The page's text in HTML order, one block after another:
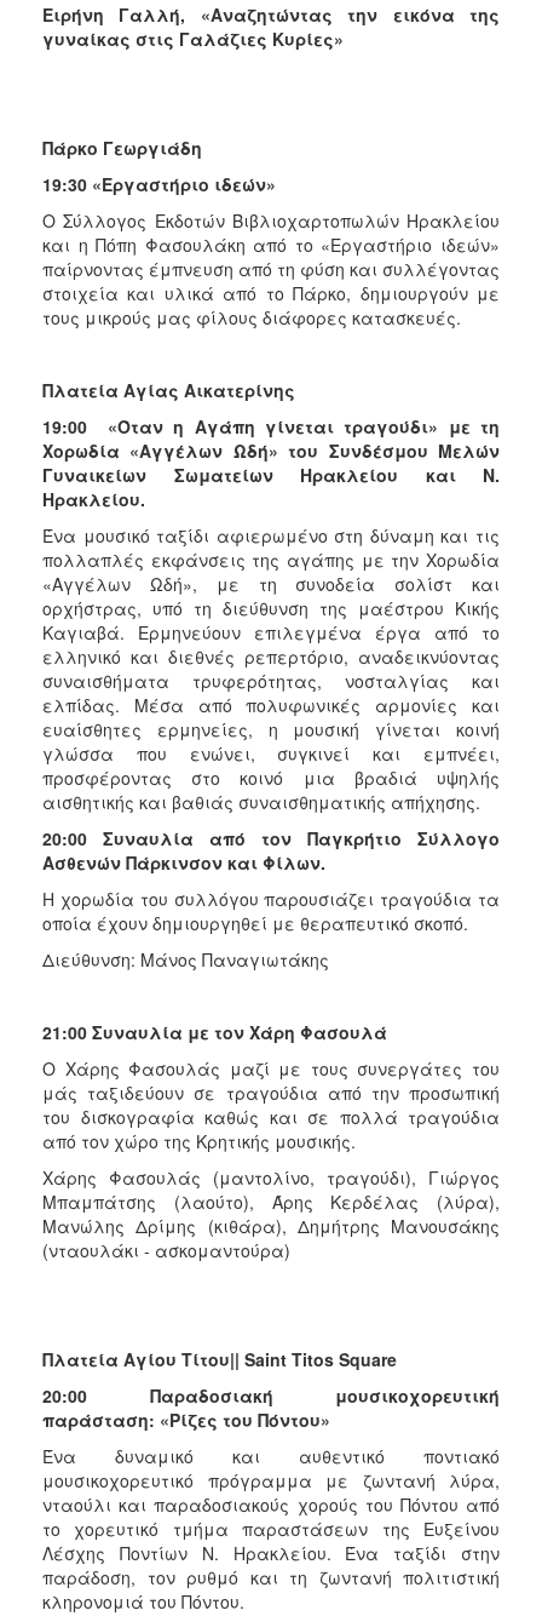
Ειρήνη Γαλλή, «Αναζητώντας την εικόνα της
γυναίκας στις Γαλάζιες Κυρίες»
Πάρκο Γεωργιάδη
19:30 «Εργαστήριο ιδεών»
Ο Σύλλογος Εκδοτών Βιβλιοχαρτοπωλών Ηρακλείου
και η Πόπη Φασουλάκη από το «Εργαστήριο ιδεών»
παίρνοντας έμπνευση από τη φύση και συλλέγοντας
στοιχεία και υλικά από το Πάρκο, δημιουργούν με
τους μικρούς μας φίλους διάφορες κατασκευές.
Πλατεία Αγίας Αικατερίνης
19:00 «Όταν η Αγάπη γίνεται τραγούδι» με τη
Χορωδία «Αγγέλων Ωδή» του Συνδέσμου Μελών
Γυναικείων Σωματείων Ηρακλείου και Ν.
Ηρακλείου.
Ένα μουσικό ταξίδι αφιερωμένο στη δύναμη και τις
πολλαπλές εκφάνσεις της αγάπης με την Χορωδία
«Αγγέλων Ωδή», με τη συνοδεία σολίστ και
ορχήστρας, υπό τη διεύθυνση της μαέστρου Κικής
Καγιαβά. Ερμηνεύουν επιλεγμένα έργα από το
ελληνικό και διεθνές ρεπερτόριο, αναδεικνύοντας
συναισθήματα τρυφερότητας, νοσταλγίας και
ελπίδας. Μέσα από πολυφωνικές αρμονίες και
ευαίσθητες ερμηνείες, η μουσική γίνεται κοινή
γλώσσα που ενώνει, συγκινεί και εμπνέει,
προσφέροντας στο κοινό μια βραδιά υψηλής
αισθητικής και βαθιάς συναισθηματικής απήχησης.
20:00 Συναυλία από τον Παγκρήτιο Σύλλογο
Ασθενών Πάρκινσον και Φίλων.
Η χορωδία του συλλόγου παρουσιάζει τραγούδια τα
οποία έχουν δημιουργηθεί με θεραπευτικό σκοπό.
Διεύθυνση: Μάνος Παναγιωτάκης
21:00 Συναυλία με τον Χάρη Φασουλά
Ο Χάρης Φασουλάς μαζί με τους συνεργάτες του
μάς ταξιδεύουν σε τραγούδια από την προσωπική
του δισκογραφία καθώς και σε πολλά τραγούδια
από τον χώρο της Κρητικής μουσικής.
Χάρης Φασουλάς (μαντολίνο, τραγούδι), Γιώργος
Μπαμπάτσης (λαούτο), Άρης Κερδέλας (λύρα),
Μανώλης Δρίμης (κιθάρα), Δημήτρης Μανουσάκης
(νταουλάκι - ασκομαντούρα)
Πλατεία Αγίου Τίτου|| Saint Titos Square
20:00 Παραδοσιακή μουσικοχορευτική
παράσταση: «Ρίζες του Πόντου»
Ένα δυναμικό και αυθεντικό ποντιακό
μουσικοχορευτικό πρόγραμμα με ζωντανή λύρα,
νταούλι και παραδοσιακούς χορούς του Πόντου από
το χορευτικό τμήμα παραστάσεων της Ευξείνου
Λέσχης Ποντίων Ν. Ηρακλείου. Ένα ταξίδι στην
παράδοση, τον ρυθμό και τη ζωντανή πολιτιστική
κληρονομιά του Πόντου.